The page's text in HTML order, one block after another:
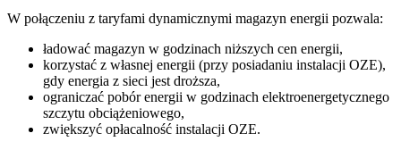
W połączeniu z taryfami dynamicznymi magazyn energii pozwala:
ładować magazyn w godzinach niższych cen energii,
korzystać z własnej energii (przy posiadaniu instalacji OZE),
gdy energia z sieci jest droższa,
ograniczać pobór energii w godzinach elektroenergetycznego
szczytu obciążeniowego,
zwiększyć opłacalność instalacji OZE.